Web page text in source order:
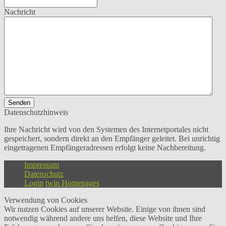
Nachricht
Senden
Datenschutzhinweis
Ihre Nachricht wird von den Systemen des Internetportales nicht
gespeichert, sondern direkt an den Empfänger geleitet. Bei unrichtig
eingetragenen Empfängeradressen erfolgt keine Nachbereitung.
Impressum
Datenschutz
Login twin Homepages
Verwendung von Cookies
Wir nutzen Cookies auf unserer Website. Einige von ihnen sind
notwendig während andere uns helfen, diese Website und Ihre